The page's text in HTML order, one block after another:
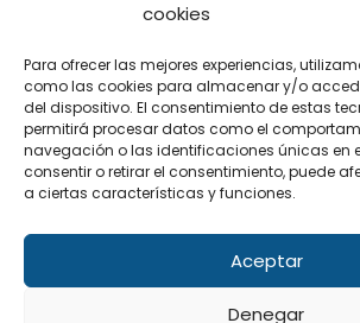
cookies
Para ofrecer las mejores experiencias,
como las cookies para almacenar y/o
del dispositivo. El consentimiento de estas
permitirá procesar datos como el
navegación o las identificaciones únicas en
consentir o retirar el consentimiento, puede
a ciertas características y funciones.
Aceptar
Denegar
Sitio Web financiado tanto por la
Participación, Transparencia,
Calidad Democrática, como por
Provincial de